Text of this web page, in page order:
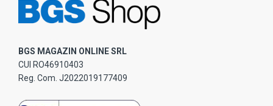
BGS MAGAZIN ONLINE SRL
CUI RO46910403
Reg. Com. J2022019177409